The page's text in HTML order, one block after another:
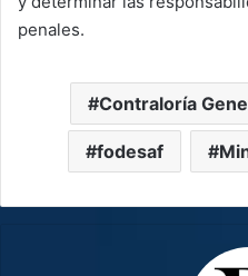
penales.
Contraloría
fodesaf